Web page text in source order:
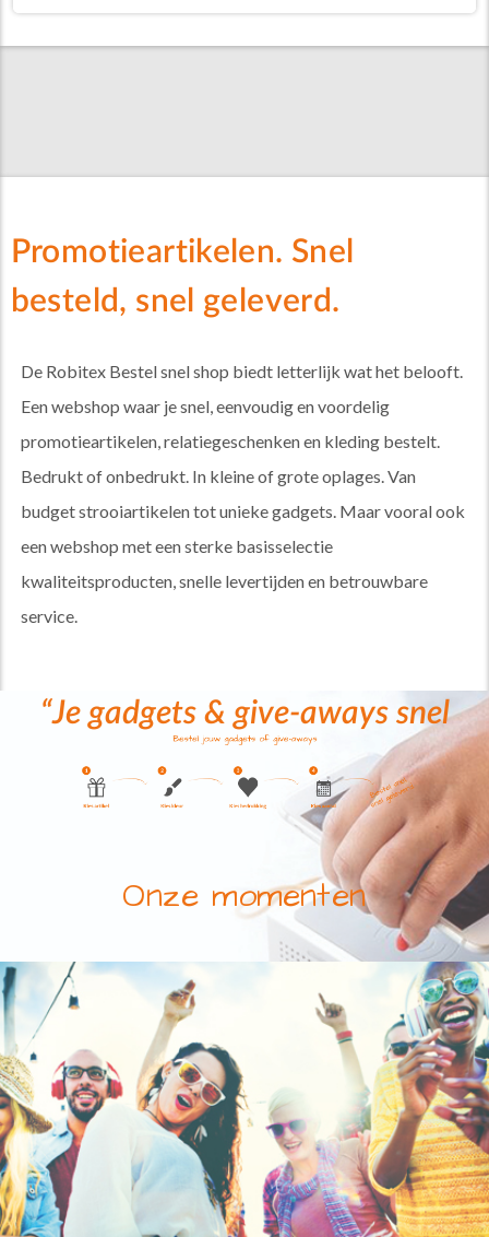
Promotieartikelen. Snel
besteld, snel geleverd.
De Robitex Bestel snel shop biedt letterlijk wat het belooft.
Een webshop waar je snel, eenvoudig en voordelig
promotieartikelen, relatiegeschenken en kleding bestelt.
Bedrukt of onbedrukt. In kleine of grote oplages. Van
budget strooiartikelen tot unieke gadgets. Maar vooral ook
een webshop met een sterke basisselectie
kwaliteitsproducten, snelle levertijden en betrouwbare
service.
“Je gadgets & give-aways snel
zoeken, bestellen en geleverd.”
Onze momenten